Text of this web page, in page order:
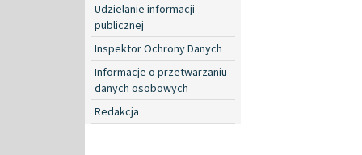
Udzielanie informacji
publicznej
Inspektor Ochrony Danych
Informacje o przetwarzaniu
danych osobowych
Redakcja